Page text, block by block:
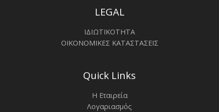
LEGAL
ΙΔΙΩΤΙΚΟΤΗΤΑ
ΟΙΚΟΝΟΜΙΚΕΣ ΚΑΤΑΣΤΑΣΕΙΣ
Quick Links
Η Εταιρεία
Λογαριασμός